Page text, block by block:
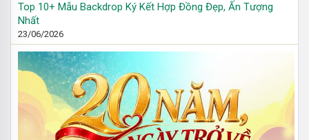
Top 10+ Mẫu Backdrop Ký Kết Hợp Đồng Đẹp, Ấn Tượng
Nhất
23/06/2026